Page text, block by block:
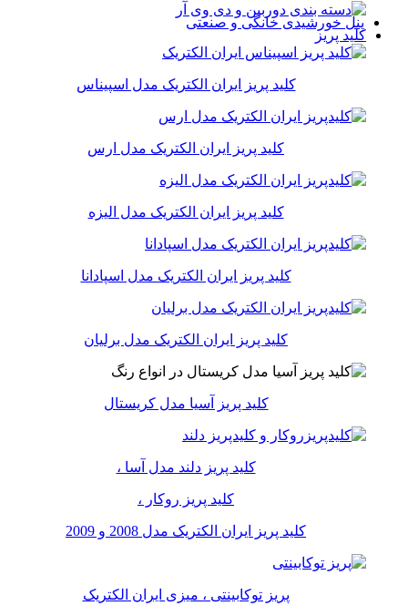
پنل خورشیدی خانگی و صنعتی
کلید پریز
کلید پریز ایران الکتریک مدل اسپیناس
کلید پریز ایران الکتریک مدل ارس
کلید پریز ایران الکتریک مدل الیزه
کلید پریز ایران الکتریک مدل اسپادانا
کلید پریز ایران الکتریک مدل برلیان
کلید پریز آسیا مدل کریستال
کلید پریز دلند مدل آسا ،
کلید پریز روکار ،
کلید پریز ایران الکتریک مدل 2008 و 2009
پریز توکابینتی ، میزی ایران الکتریک